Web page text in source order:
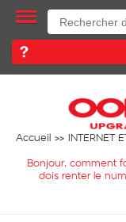
Accueil
INTERNET
Bonjour, comment
dois renter le